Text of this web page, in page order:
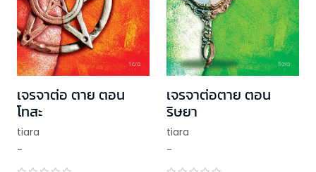
เจรจาต่อ ตาย ตอน
โทสะ
tiara
-
เจรจาต่อตาย ตอน
ริษยา
tiara
-